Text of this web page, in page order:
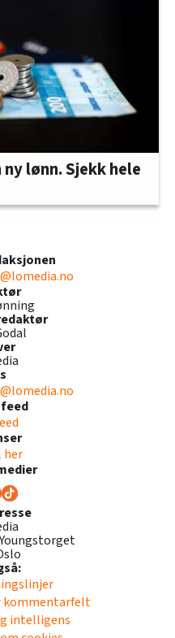
lønn. Sjekk hele
her
kommentarfelt
intelligens